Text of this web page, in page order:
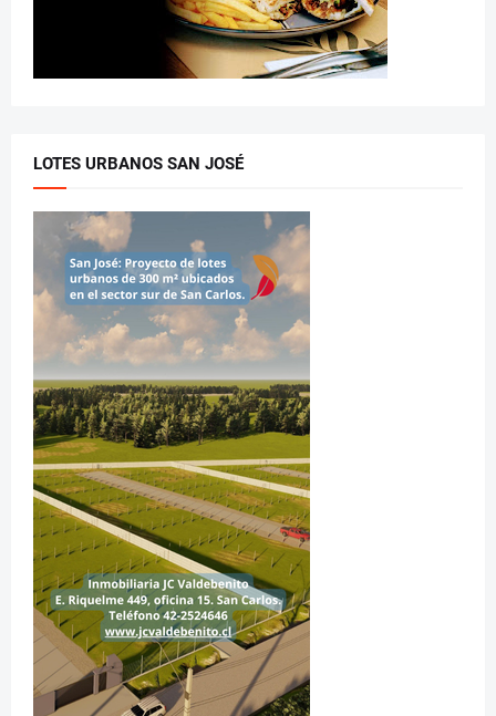
LOTES URBANOS SAN JOSÉ